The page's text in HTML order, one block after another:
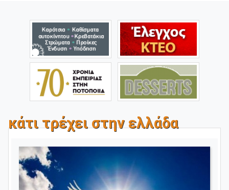
κάτι τρέχει στην ελλάδα